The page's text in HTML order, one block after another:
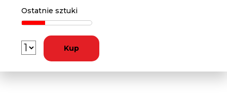
Ostatnie sztuki
Kup